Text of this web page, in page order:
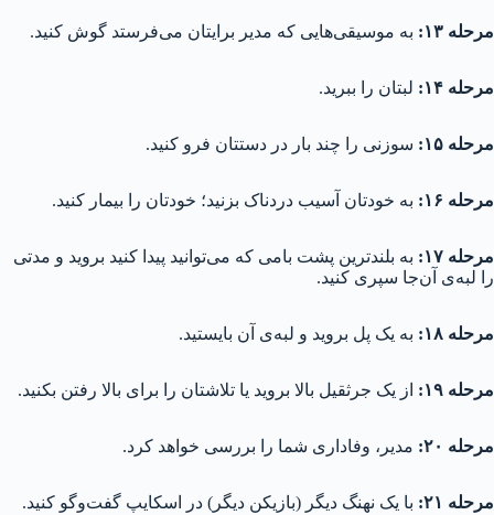
مرحله ۱۳: به موسیقی‌هایی که مدیر برایتان می‌فرستد گوش کنید.
مرحله ۱۴: لبتان را ببرید.
مرحله ۱۵: سوزنی را چند بار در دستتان فرو کنید.
مرحله ۱۶: به خودتان آسیب دردناک بزنید؛ خودتان را بیمار کنید.
مرحله ۱۷:
به بلندترین پشت بامی که می‌توانید پیدا کنید بروید و مدتی
را لبه‌ی آن‌جا سپری کنید.
مرحله ۱۸: به یک پل بروید و لبه‌ی آن بایستید.
مرحله ۱۹: از یک جرثقیل بالا بروید یا تلاشتان را برای بالا رفتن بکنید.
مرحله ۲۰: مدیر، وفاداری شما را بررسی خواهد کرد.
مرحله ۲۱: با یک نهنگ دیگر (بازیکن دیگر) در اسکایپ گفت‌و‌گو کنید.